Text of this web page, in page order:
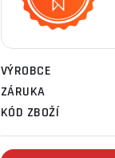
VÝROBCE
ZÁRUKA
KÓD ZBOŽÍ